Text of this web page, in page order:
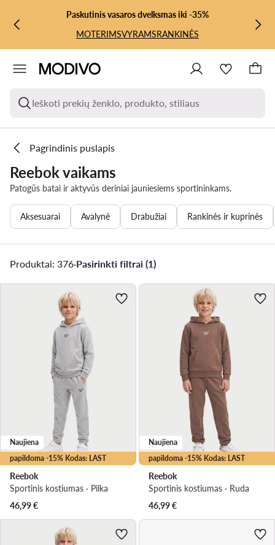
PEREITI PRIE PAGRINDINIO TURINIO
PEREITI Į PAIEŠKĄPaskutinis vasaros dvelksmas iki -35%
MOTERIMSVYRAMSRANKINĖS
Ieškoti prekių ženklo, produkto, stiliaus
Pagrindinis puslapis
Reebok vaikams
Patogūs batai ir aktyvūs deriniai jauniesiems sportininkams.
Aksesuarai Avalynė Drabužiai Rankinės ir kuprinės
Produktai: 376·Pasirinkti filtrai (1)
papildoma -15% Kodas: LAST
Naujiena
Reebok
Sportinis kostiumas · Pilka
46,99€
papildoma -15% Kodas: LAST
Naujiena
Reebok
Sportinis kostiumas · Ruda
46,99€